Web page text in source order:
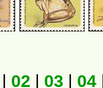
| 02 | 03 | 04